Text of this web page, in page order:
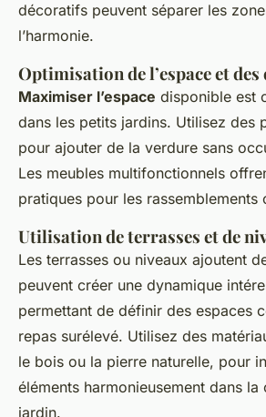
décoratifs peuvent séparer les
l’harmonie.
Optimisation de l’espace et
Maximiser l’espace disponible est
dans les petits jardins. Utilisez des
pour ajouter de la verdure sans
Les meubles multifonctionnels
pratiques pour les rassemblements
Utilisation de terrasses et de
Les terrasses ou niveaux ajoutent
peuvent créer une dynamique
permettant de définir des espaces
repas surélevé. Utilisez des
le bois ou la pierre naturelle, pour
éléments harmonieusement dans
jardin.